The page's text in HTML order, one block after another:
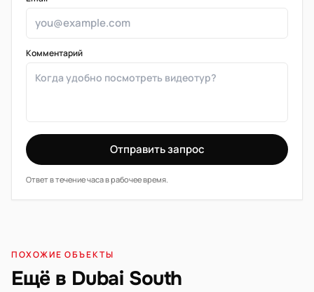
Комментарий
Отправить запрос
Ответ в течение часа в рабочее время.
ПОХОЖИЕ ОБЪЕКТЫ
Ещё в Dubai South